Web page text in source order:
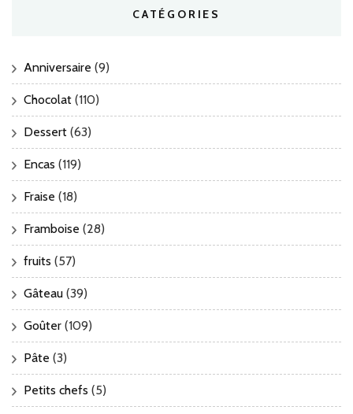
CATÉGORIES
Anniversaire (9)
Chocolat (110)
Dessert (63)
Encas (119)
Fraise (18)
Framboise (28)
fruits (57)
Gâteau (39)
Goûter (109)
Pâte (3)
Petits chefs (5)